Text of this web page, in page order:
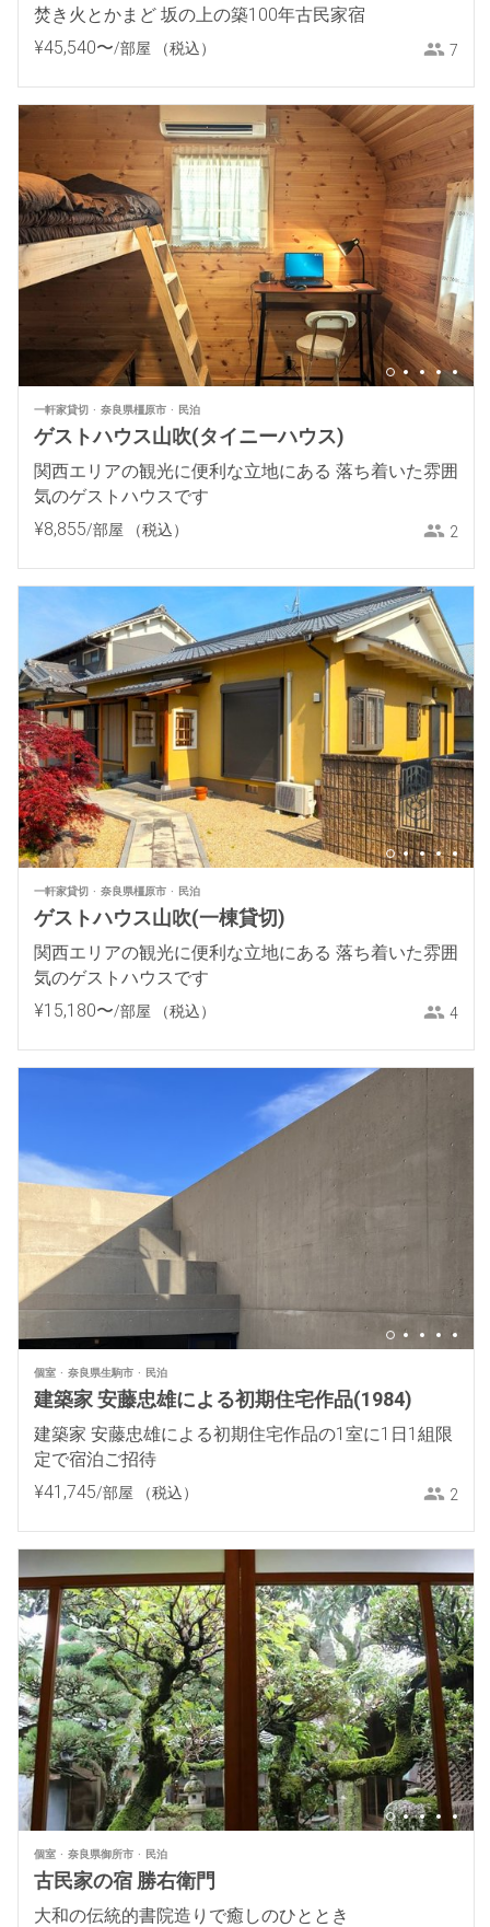
焚き火とかまど 坂の上の築100年古民家宿
¥45,540〜/部屋 （税込） 7
一軒家貸切 奈良県橿原市 民泊
ゲストハウス山吹(タイニーハウス)
関西エリアの観光に便利な立地にある 落ち着いた雰囲
気のゲストハウスです
¥8,855/部屋 （税込） 2
一軒家貸切 奈良県橿原市 民泊
ゲストハウス山吹(一棟貸切)
関西エリアの観光に便利な立地にある 落ち着いた雰囲
気のゲストハウスです
¥15,180〜/部屋 （税込） 4
個室 奈良県生駒市 民泊
建築家 安藤忠雄による初期住宅作品(1984)
建築家 安藤忠雄による初期住宅作品の1室に1日1組限
定で宿泊ご招待
¥41 ,745/部屋 （税込） 2
個室 奈良県御所市 民泊
古民家の宿 勝右衛門
大和の伝統的書院造りで癒しのひととき